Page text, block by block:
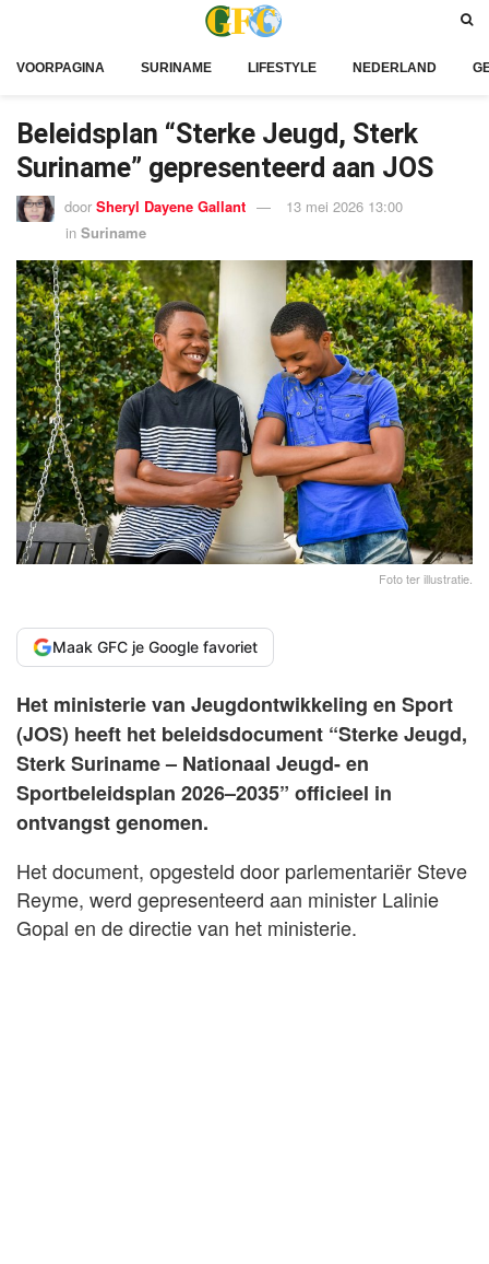
VOORPAGINA SURINAME LIFESTYLE NEDERLAND
Beleidsplan “Sterke Jeugd, Sterk
Suriname” gepresenteerd aan JOS
door Sheryl Dayene Gallant
13 mei 2026 13:00
in Suriname
Foto ter illustratie.
Maak GFC je Google favoriet
Het ministerie van Jeugdontwikkeling en Sport
(JOS) heeft het beleidsdocument “Sterke Jeugd,
Sterk Suriname – Nationaal Jeugd- en
Sportbeleidsplan 2026–2035” officieel in
ontvangst genomen.
Het document, opgesteld door parlementariër Steve
Reyme, werd gepresenteerd aan minister Lalinie
Gopal en de directie van het ministerie.